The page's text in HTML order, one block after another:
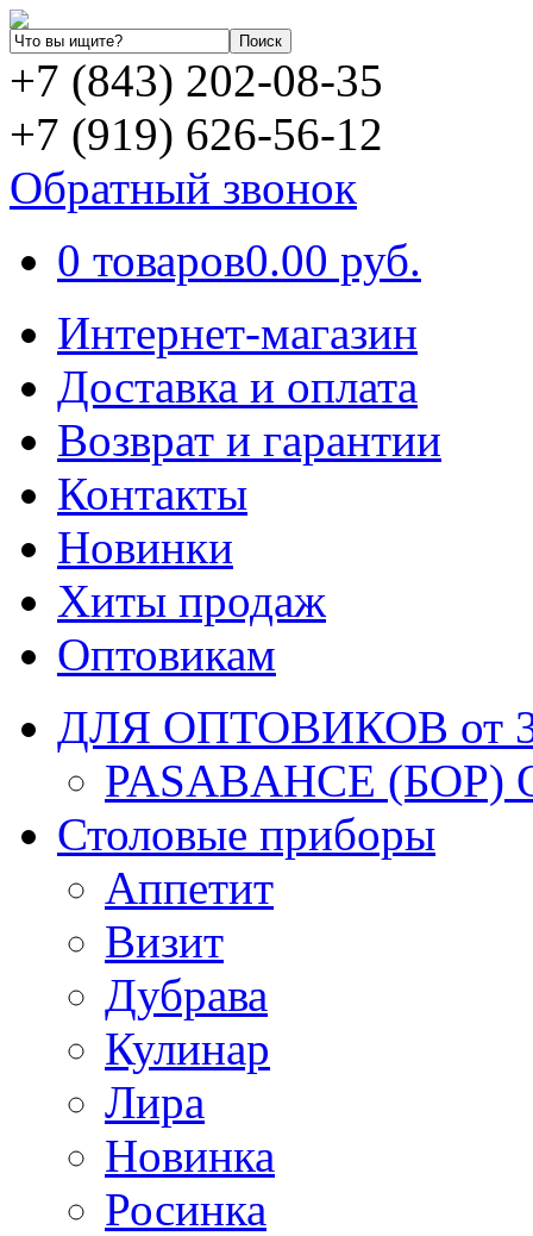
+7 (843) 202-08-35
+7 (919) 626-56-12
Обратный звонок
0 товаров0.00 руб.
Интернет-магазин
Доставка и оплата
Возврат и гарантии
Контакты
Новинки
Хиты продаж
Оптовикам
ДЛЯ ОПТОВИКОВ от
PASABAHCE (БОР)
Столовые приборы
Аппетит
Визит
Дубрава
Кулинар
Лира
Новинка
Росинка